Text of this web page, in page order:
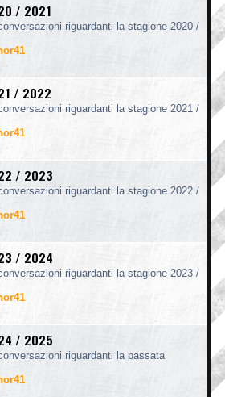
/ 2021
riguardanti la stagione 2020 /
/ 2022
riguardanti la stagione 2021 /
/ 2023
riguardanti la stagione 2022 /
/ 2024
riguardanti la stagione 2023 /
/ 2025
riguardanti la passata